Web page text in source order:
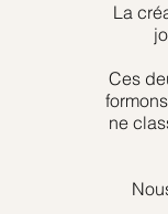
La
Ces
ne